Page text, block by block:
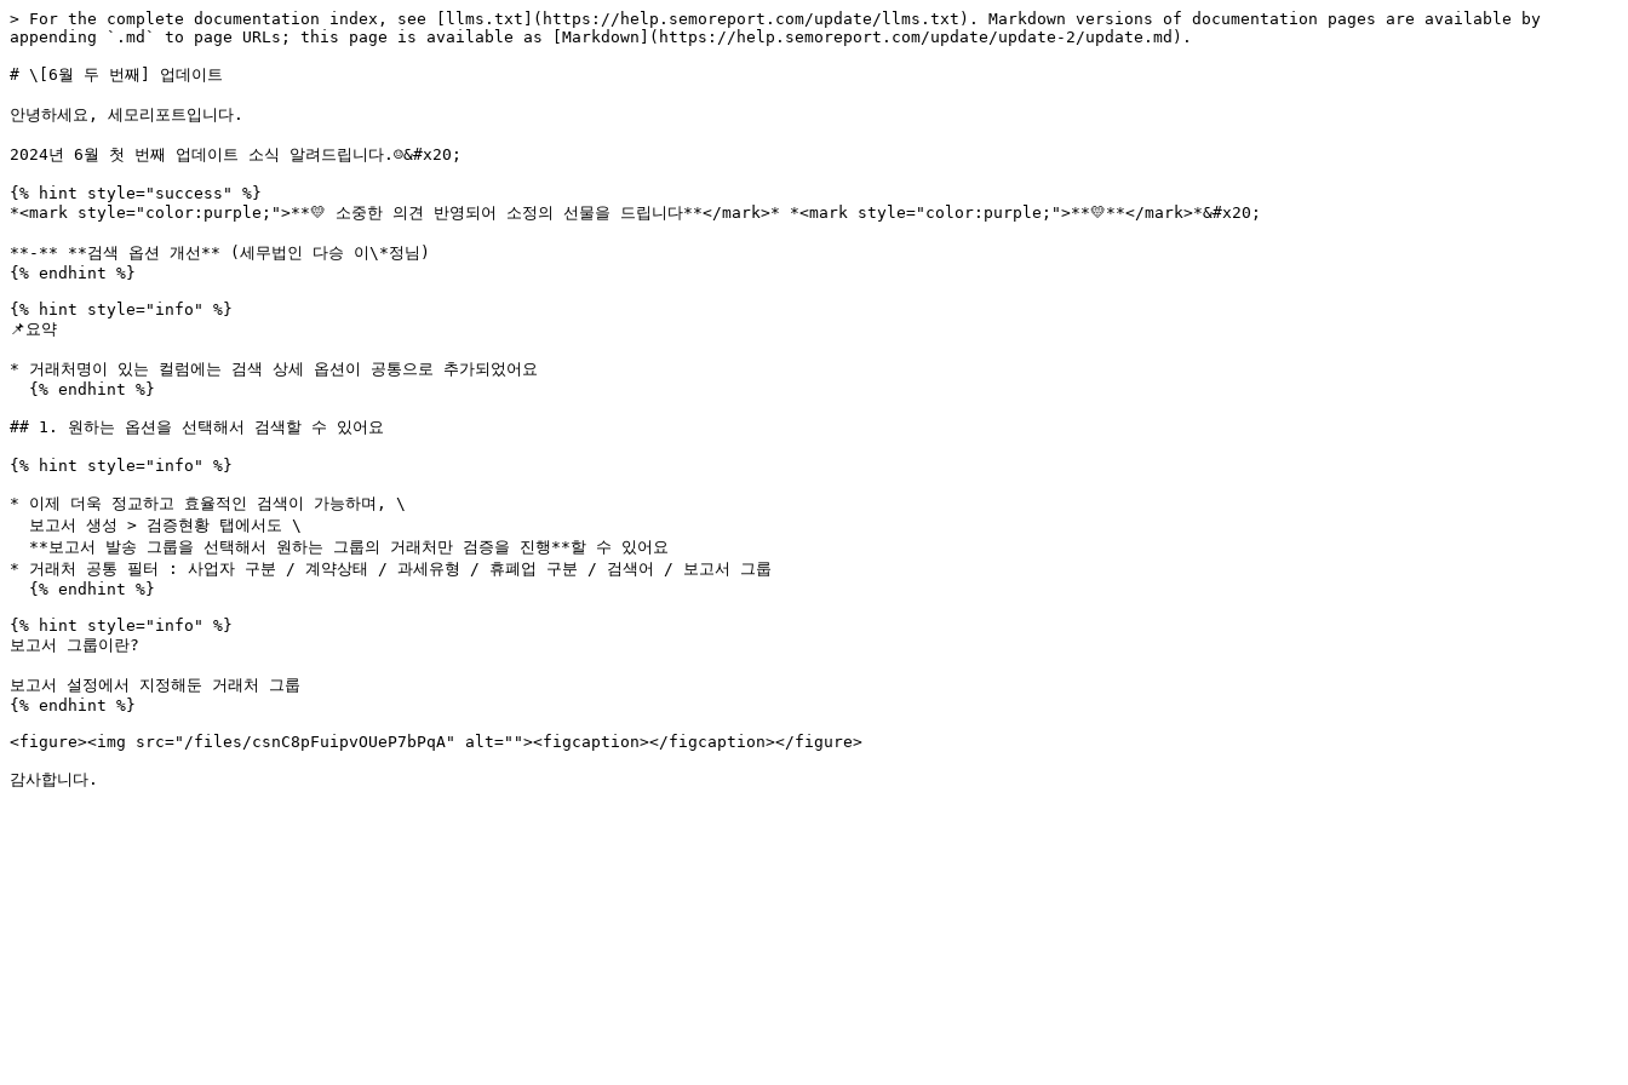
> For the complete documentation index, see [llms.txt](https://help.semoreport.com/update/llms.txt). Markdown versions of documentation pages are available by
appending `.md` to page URLs; this page is available as [Markdown](https://help.semoreport.com/update/update-2/update.md).
# \[6월 두 번째] 업데이트
안녕하세요, 세모리포트입니다.
2024년 6월 첫 번째 업데이트 소식 알려드립니다.☺&#x20;
{% hint style="success" %}
*<mark style="color:purple;">**💛 소중한 의견 반영되어 소정의 선물을 드립니다**</mark>* *<mark style="color:purple;">**💛**</mark>*&#x20;
**-** **검색 옵션 개선** (세무법인 다승 이\*정님)
{% endhint %}
{% hint style="info" %}
📌요약
* 거래처명이 있는 컬럼에는 검색 상세 옵션이 공통으로 추가되었어요
## 1. 원하는 옵션을 선택해서 검색할 수 있어요
{% hint style="info" %}
* 이제 더욱 정교하고 효율적인 검색이 가능하며, \
* 거래처 공통 필터 : 사업자 구분 / 계약상태 / 과세유형 / 휴폐업 구분 / 검색어 / 보고서 그룹
{% hint style="info" %}
보고서 그룹이란?
보고서 설정에서 지정해둔 거래처 그룹
{% endhint %}
<figure><img src="/files/csnC8pFuipvOUeP7bPqA" alt=""><figcaption></figcaption></figure>